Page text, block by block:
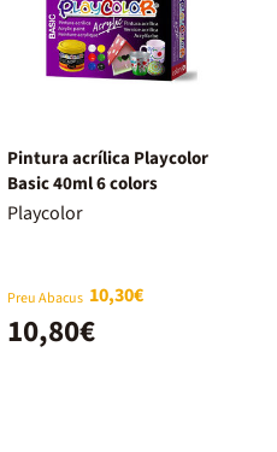
Pintura acrílica Playcolor
Basic 40ml 6 colors
Playcolor
Preu Abacus 10,30€
10,80€